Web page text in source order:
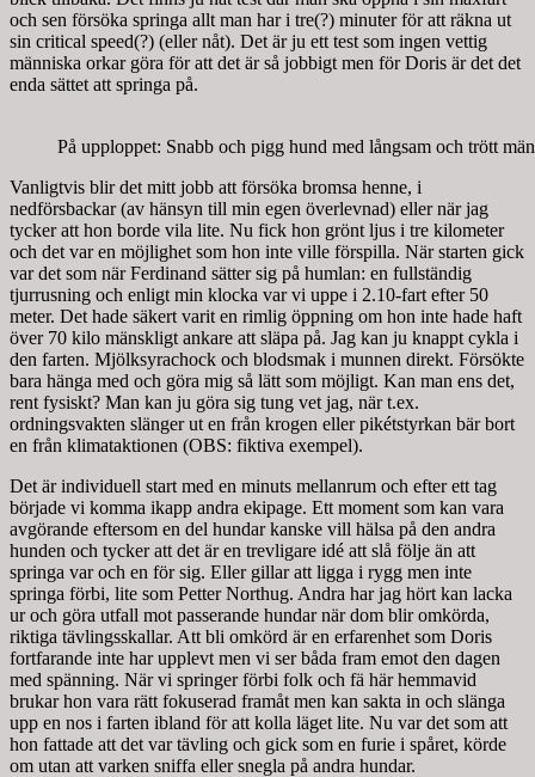
och sen försöka springa allt man har i tre(?) minuter för att räkna ut
sin critical speed(?) (eller nåt). Det är ju ett test som ingen vettig
människa orkar göra för att det är så jobbigt men för Doris är det det
enda sättet att springa på.
På upploppet: Snabb och pigg hund med långsam och trött
Vanligtvis blir det mitt jobb att försöka bromsa henne, i
nedförsbackar (av hänsyn till min egen överlevnad) eller när jag
tycker att hon borde vila lite. Nu fick hon grönt ljus i tre kilometer
och det var en möjlighet som hon inte ville förspilla. När starten gick
var det som när Ferdinand sätter sig på humlan: en fullständig
tjurrusning och enligt min klocka var vi uppe i 2.10-fart efter 50
meter. Det hade säkert varit en rimlig öppning om hon inte hade haft
över 70 kilo mänskligt ankare att släpa på. Jag kan ju knappt cykla i
den farten. Mjölksyrachock och blodsmak i munnen direkt. Försökte
bara hänga med och göra mig så lätt som möjligt. Kan man ens det,
rent fysiskt? Man kan ju göra sig tung vet jag, när t.ex.
ordningsvakten slänger ut en från krogen eller pikétstyrkan bär bort
en från klimataktionen (OBS: fiktiva exempel).
Det är individuell start med en minuts mellanrum och efter ett tag
började vi komma ikapp andra ekipage. Ett moment som kan vara
avgörande eftersom en del hundar kanske vill hälsa på den andra
hunden och tycker att det är en trevligare idé att slå följe än att
springa var och en för sig. Eller gillar att ligga i rygg men inte
springa förbi, lite som Petter Northug. Andra har jag hört kan lacka
ur och göra utfall mot passerande hundar när dom blir omkörda,
riktiga tävlingsskallar. Att bli omkörd är en erfarenhet som Doris
fortfarande inte har upplevt men vi ser båda fram emot den dagen
med spänning. När vi springer förbi folk och fä här hemmavid
brukar hon vara rätt fokuserad framåt men kan sakta in och slänga
upp en nos i farten ibland för att kolla läget lite. Nu var det som att
hon fattade att det var tävling och gick som en furie i spåret, körde
om utan att varken sniffa eller snegla på andra hundar.